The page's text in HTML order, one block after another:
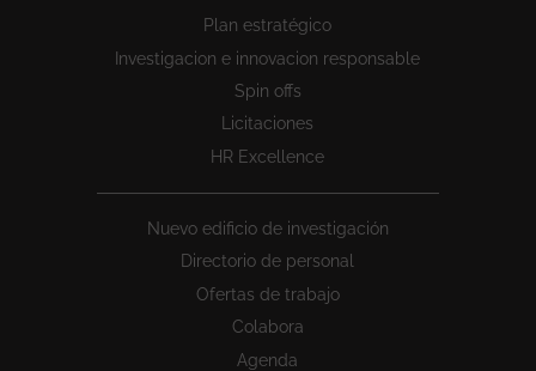
Plan estratégico
Investigacion e innovacion responsable
Spin offs
Licitaciones
HR Excellence
Nuevo edificio de investigación
Directorio de personal
Ofertas de trabajo
Colabora
Agenda